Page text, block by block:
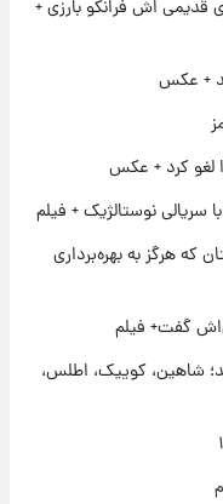
است؟
هزار چهره» مشخص شد
رضاییان رسما تمام شد +
آبی ها با رامین!
نیامد+عکس
قدیمی اش فرانکو بارزی +
+ عکس
لغو کرد + عکس
سریالی نوستالژیک + فیلم
هرگز به بهره‌برداری
گفت+ فیلم
شاهین، کوییک، اطلس،